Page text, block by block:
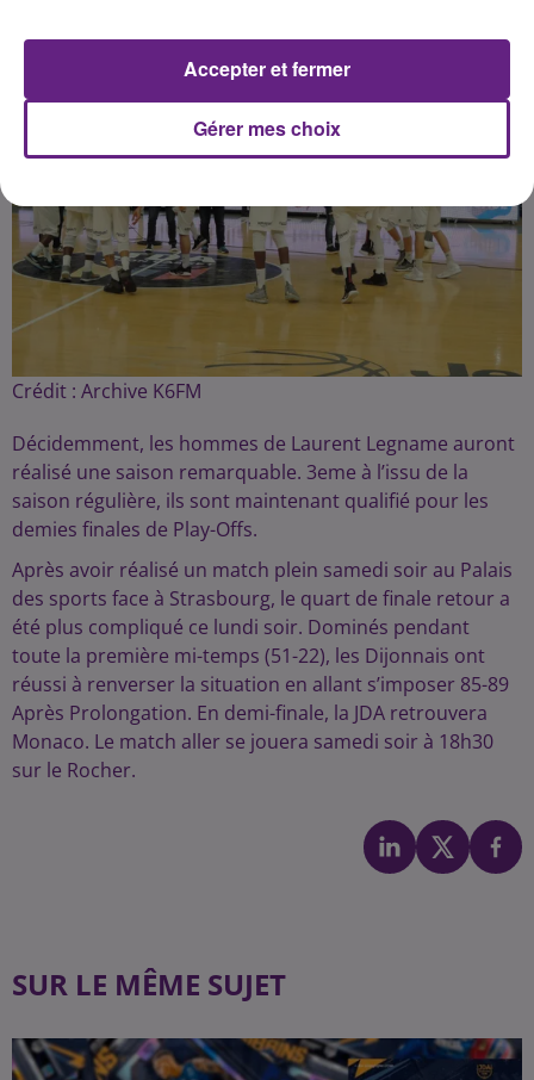
Crédit : Archive K6FM
Décidemment, les hommes de Laurent Legname auront
réalisé une saison remarquable. 3eme à l’issu de la
saison régulière, ils sont maintenant qualifié pour les
demies finales de Play-Offs.
Après avoir réalisé un match plein samedi soir au Palais
des sports face à Strasbourg, le quart de finale retour a
été plus compliqué ce lundi soir. Dominés pendant
toute la première mi-temps (51-22), les Dijonnais ont
réussi à renverser la situation en allant s’imposer 85-89
Après Prolongation. En demi-finale, la JDA retrouvera
Monaco. Le match aller se jouera samedi soir à 18h30
sur le Rocher.
SUR LE MÊME SUJET
Gérer mes choix
Accepter et fermer